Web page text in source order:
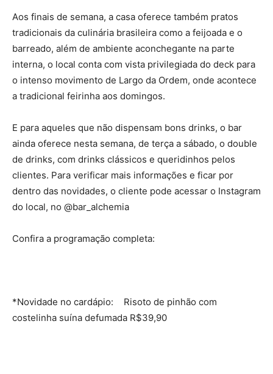
Aos finais de semana, a casa oferece também pratos
tradicionais da culinária brasileira como a feijoada e o
barreado, além de ambiente aconchegante na parte
interna, o local conta com vista privilegiada do deck para
o intenso movimento de Largo da Ordem, onde acontece
a tradicional feirinha aos domingos.
E para aqueles que não dispensam bons drinks, o bar
ainda oferece nesta semana, de terça a sábado, o double
de drinks, com drinks clássicos e queridinhos pelos
clientes. Para verificar mais informações e ficar por
dentro das novidades, o cliente pode acessar o Instagram
do local, no @bar_alchemia
Confira a programação completa:
*Novidade no cardápio: Risoto de pinhão com
costelinha suína defumada R$39,90